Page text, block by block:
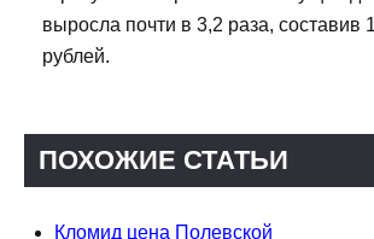
выросла почти в 3,2 раза, составив
рублей.
ПОХОЖИЕ СТАТЬИ
Кломид цена Полевской